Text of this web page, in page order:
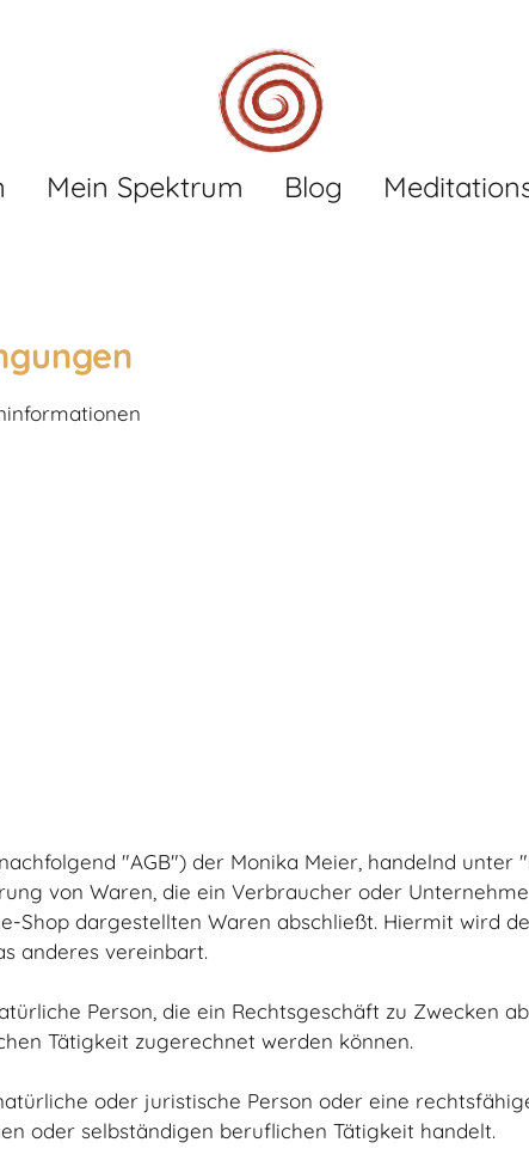
Mein Spektrum Blog
"AGB") der Monika Meier, handelnd unter
von Waren, die ein Verbraucher oder
Shop dargestellten Waren abschließt. Hiermit wird
anderes vereinbart.
Person, die ein Rechtsgeschäft zu Zwecken
Tätigkeit zugerechnet werden können.
oder juristische Person oder eine
oder selbständigen beruflichen Tätigkeit handelt.